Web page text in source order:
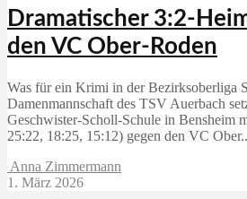
Dramatischer 3:2-
den VC Ober-Roden
Was für ein Krimi in der Bezirksoberliga
Damenmannschaft des TSV Auerbach
Geschwister-Scholl-Schule in Bensheim
25:22, 18:25, 15:12) gegen den VC
Anna Zimmermann
1. März 2026